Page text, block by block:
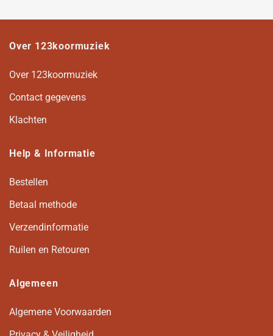
Over 123koormuziek
Over 123koormuziek
Contact gegevens
Klachten
Help & Informatie
Bestellen
Betaal methode
Verzendinformatie
Ruilen en Retouren
Algemeen
Algemene Voorwaarden